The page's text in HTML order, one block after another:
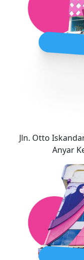
Jln. Otto
Anyar